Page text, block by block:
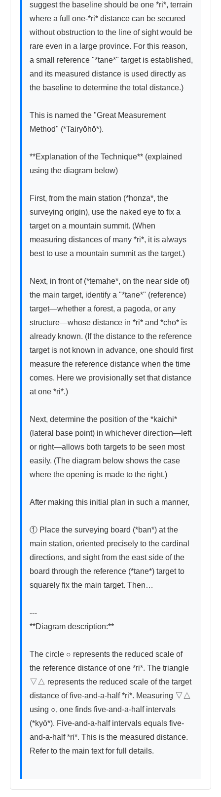
suggest the baseline should be one *ri*, terrain
where a full one-*ri* distance can be secured
without obstruction to the line of sight would be
rare even in a large province. For this reason,
a small reference "*tane*" target is established,
and its measured distance is used directly as
the baseline to determine the total distance.)
This is named the "Great Measurement
Method" (*Tairyōhō*).
**Explanation of the Technique** (explained
using the diagram below)
First, from the main station (*honza*, the
surveying origin), use the naked eye to fix a
target on a mountain summit. (When
measuring distances of many *ri*, it is always
best to use a mountain summit as the target.)
Next, in front of (*temahe*, on the near side of)
the main target, identify a "*tane*" (reference)
target—whether a forest, a pagoda, or any
structure—whose distance in *ri* and *chō* is
already known. (If the distance to the reference
target is not known in advance, one should first
measure the reference distance when the time
comes. Here we provisionally set that distance
at one *ri*.)
Next, determine the position of the *kaichi*
(lateral base point) in whichever direction—left
or right—allows both targets to be seen most
easily. (The diagram below shows the case
where the opening is made to the right.)
After making this initial plan in such a manner,
① Place the surveying board (*ban*) at the
main station, oriented precisely to the cardinal
directions, and sight from the east side of the
board through the reference (*tane*) target to
squarely fix the main target. Then…
---
**Diagram description:**
The circle ○ represents the reduced scale of
the reference distance of one *ri*. The triangle
▽△ represents the reduced scale of the target
distance of five-and-a-half *ri*. Measuring ▽△
using ○, one finds five-and-a-half intervals
(*kyō*). Five-and-a-half intervals equals five-
and-a-half *ri*. This is the measured distance.
Refer to the main text for full details.